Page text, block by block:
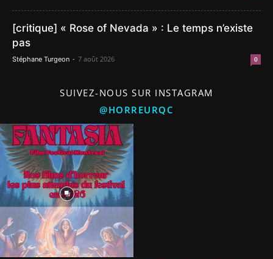
[critique] « Rose of Nevada » : Le temps n’existe
pas
Stéphane Turgeon - 7 août 2026 0
SUIVEZ-NOUS SUR INSTAGRAM
@HORREURQC